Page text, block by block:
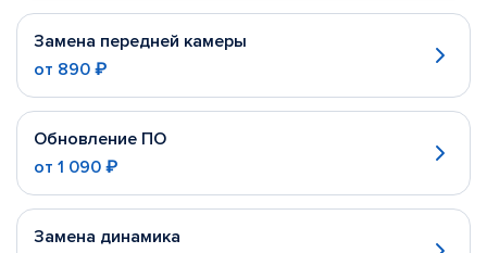
Замена передней камеры
от 890 ₽
Обновление ПО
от 1 090 ₽
Замена динамика